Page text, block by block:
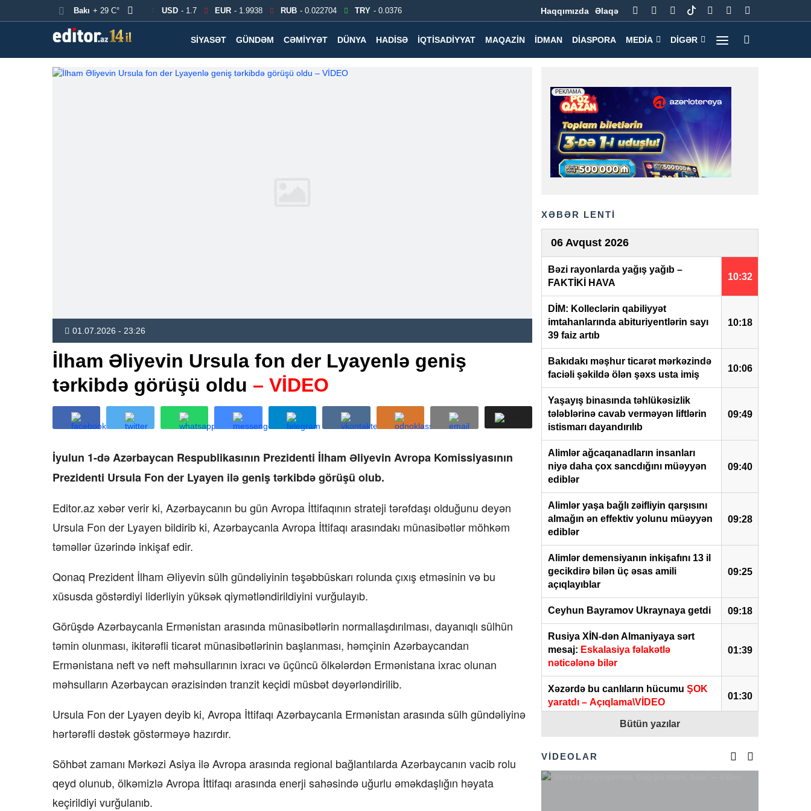
Bakı + 29 C° USD - 1.7 EUR - 1.9938 RUB - 0.022704 TRY - 0.0376 Haqqımızda Əlaqə
SIYASƏT GÜNDƏM CƏMIYYƏT DÜNYA HADISƏ İQTISADIYYAT MAQAZIN İDMAN DIASPORA MEDIA DIGƏR
01.07.2026 - 23:26
İlham Əliyevin Ursula fon der Lyayenlə geniş
tərkibdə görüşü oldu – VİDEO
İyulun 1-də Azərbaycan Respublikasının Prezidenti İlham Əliyevin Avropa Komissiyasının
Prezidenti Ursula Fon der Lyayen ilə geniş tərkibdə görüşü olub.
Editor.az xəbər verir ki, Azərbaycanın bu gün Avropa İttifaqının strateji tərəfdaşı olduğunu deyən
Ursula Fon der Lyayen bildirib ki, Azərbaycanla Avropa İttifaqı arasındakı münasibətlər möhkəm
təməllər üzərində inkişaf edir.
Qonaq Prezident İlham Əliyevin sülh gündəliyinin təşəbbüskarı rolunda çıxış etməsinin və bu
xüsusda göstərdiyi liderliyin yüksək qiymətləndirildiyini vurğulayıb.
Görüşdə Azərbaycanla Ermənistan arasında münasibətlərin normallaşdırılması, dayanıqlı sülhün
təmin olunması, ikitərəfli ticarət münasibətlərinin başlanması, həmçinin Azərbaycandan
Ermənistana neft və neft məhsullarının ixracı və üçüncü ölkələrdən Ermənistana ixrac olunan
məhsulların Azərbaycan ərazisindən tranzit keçidi müsbət dəyərləndirilib.
Ursula Fon der Lyayen deyib ki, Avropa İttifaqı Azərbaycanla Ermənistan arasında sülh gündəliyinə
hərtərəfli dəstək göstərməyə hazırdır.
Söhbət zamanı Mərkəzi Asiya ilə Avropa arasında regional bağlantılarda Azərbaycanın vacib rolu
qeyd olunub, ölkəmizlə Avropa İttifaqı arasında enerji sahəsində uğurlu əməkdaşlığın həyata
keçirildiyi vurğulanıb.
XƏBƏR LENTİ
06 Avqust 2026
10:32
Bəzi rayonlarda yağış yağıb –
FAKTİKİ HAVA
10:18
DİM: Kolleclərin qabiliyyət
imtahanlarında abituriyentlərin sayı
39 faiz artıb
10:06
Bakıdakı məşhur ticarət mərkəzində
faciəli şəkildə ölən şəxs usta imiş
09:49
Yaşayış binasında təhlükəsizlik
tələblərinə cavab verməyən liftlərin
istismarı dayandırılıb
09:40
Alimlər ağcaqanadların insanları
niyə daha çox sancdığını müəyyən
ediblər
09:28
Alimlər yaşa bağlı zəifliyin qarşısını
almağın ən effektiv yolunu müəyyən
ediblər
09:25
Alimlər demensiyanın inkişafını 13 il
gecikdirə bilən üç əsas amili
açıqlayıblar
09:18
Ceyhun Bayramov Ukraynaya getdi
01:39
Rusiya XİN-dən Almaniyaya sərt
mesaj: Eskalasiya fəlakətlə
nəticələnə bilər
01:30
Xəzərdə bu canlıların hücumu ŞOK
yaratdı – Açıqlama\VİDEO
Bakıda məscid yanıb –VİDEO
05 Avqust 2026
Gürcüstan yenidən qaranlığa qərq
Bütün yazılar
VİDEOLAR